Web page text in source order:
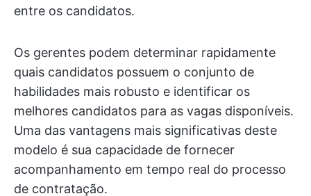
entre os candidatos.
Os gerentes podem determinar rapidamente
quais candidatos possuem o conjunto de
habilidades mais robusto e identificar os
melhores candidatos para as vagas disponíveis.
Uma das vantagens mais significativas deste
modelo é sua capacidade de fornecer
acompanhamento em tempo real do processo
de contratação.